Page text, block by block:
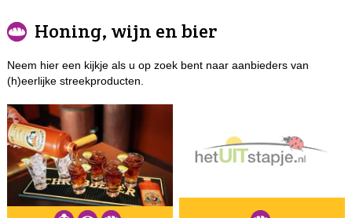
Honing, wijn en bier
Neem hier een kijkje als u op zoek bent naar aanbieders van
(h)eerlijke streekproducten.